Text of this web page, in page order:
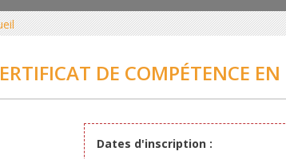
DE COMPÉTENCE
Dates d'inscription :